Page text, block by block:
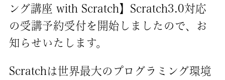
ング講座 with Scratch】Scratch3.0対応
の受講予約受付を開始しましたので、お
知らせいたします。
Scratchは世界最大のプログラミング環境